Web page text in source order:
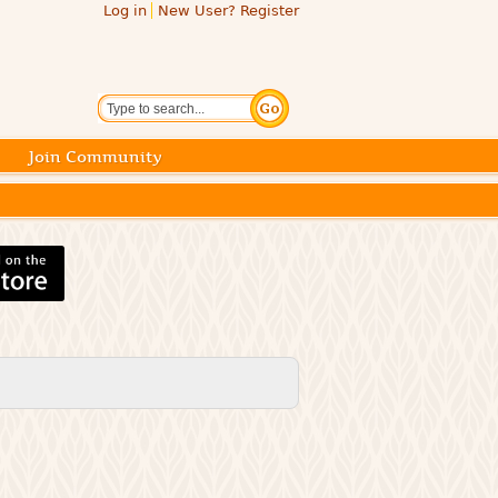
Log in New User? Register
Search
Join Community